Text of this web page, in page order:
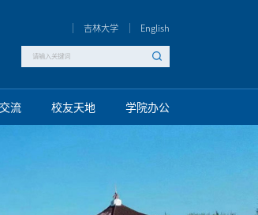
吉林大学 English
流 校友天地 学院办公